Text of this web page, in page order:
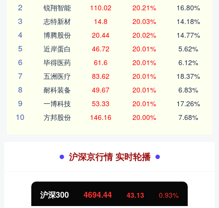
2 锐翔智能 110.02 20.21% 16.80%
3 志特新材 14.8 20.03% 14.18%
4 博腾股份 20.44 20.02% 14.77%
5 近岸蛋白 46.72 20.01% 5.62%
6 毕得医药 61.6 20.01% 6.12%
7 五洲医疗 83.62 20.01% 18.37%
8 耐科装备 49.67 20.01% 6.83%
9 一博科技 53.33 20.01% 17.26%
10 方邦股份 146.16 20.00% 7.68%
沪深京行情 实时轮播
沪深300 4694.44 43.13 0.93%